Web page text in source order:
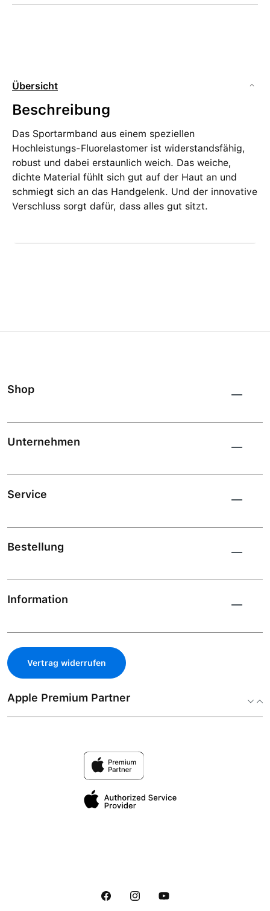
Übersicht
Beschreibung
Das Sportarmband aus einem speziellen
Hochleistungs-Fluorelastomer ist widerstandsfähig,
robust und dabei erstaunlich weich. Das weiche,
dichte Material fühlt sich gut auf der Haut an und
schmiegt sich an das Handgelenk. Und der innovative
Verschluss sorgt dafür, dass alles gut sitzt.
Shop
Unternehmen
Service
Bestellung
Information
Vertrag widerrufen
Apple Premium Partner